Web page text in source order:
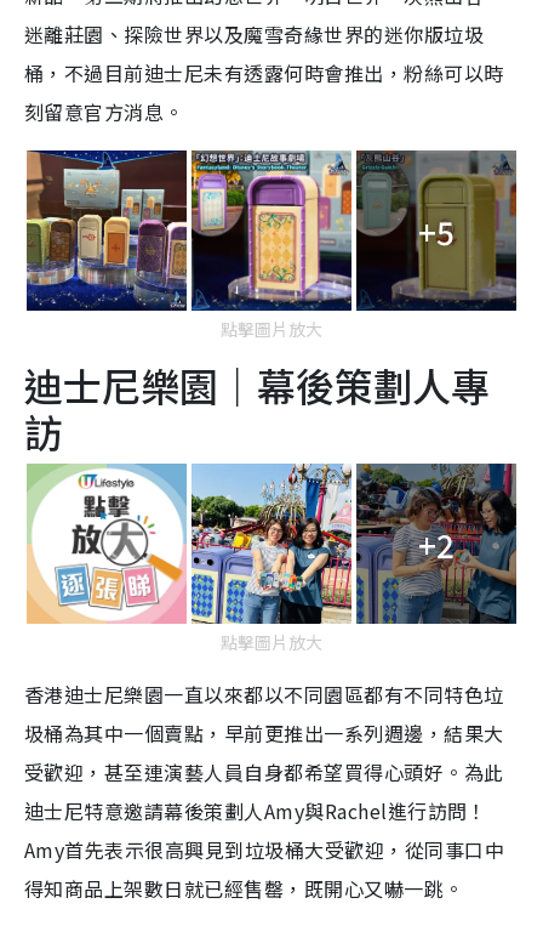
迷離莊園、探險世界以及魔雪奇緣世界的迷你版垃圾
桶，不過目前迪士尼未有透露何時會推出，粉絲可以時
刻留意官方消息。
+5
點擊圖片放大
迪士尼樂園｜幕後策劃人專
訪
+2
點擊圖片放大
香港迪士尼樂園一直以來都以不同園區都有不同特色垃
圾桶為其中一個賣點，早前更推出一系列週邊，結果大
受歡迎，甚至連演藝人員自身都希望買得心頭好。為此
迪士尼特意邀請幕後策劃人Amy與Rachel進行訪問！
Amy首先表示很高興見到垃圾桶大受歡迎，從同事口中
得知商品上架數日就已經售罄，既開心又嚇一跳。